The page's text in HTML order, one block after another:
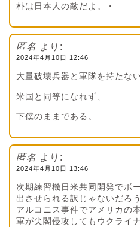
朴は日本人の敵だよ。・
匿名 より:
2024年4月10日 12:46
大量破壊兵器と軍隊を持たない
米国と同等になれず、
下僕のままである。
匿名 より:
2024年4月10日 13:46
次期練習機日米共同開発でボ
出させられる訳じゃないだろ
アルコニス事件でアメリカの
軍が尖閣侵攻してもウクライ